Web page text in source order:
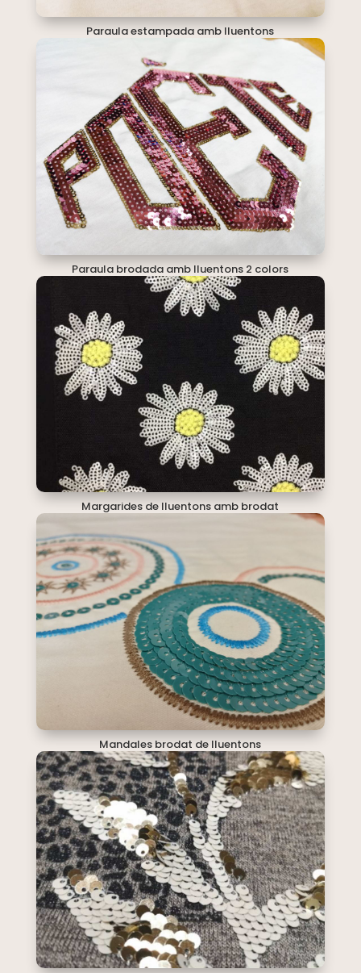
Paraula estampada amb lluentons
Paraula brodada amb lluentons 2 colors
Margarides de lluentons amb brodat
Mandales brodat de lluentons